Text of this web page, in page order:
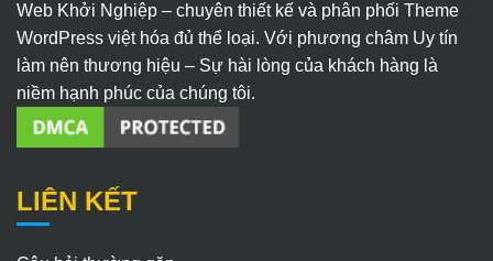
Web Khởi Nghiệp – chuyên thiết kế và phân phối Theme
WordPress việt hóa đủ thể loại. Với phương châm Uy tín
làm nên thương hiệu – Sự hài lòng của khách hàng là
niềm hạnh phúc của chúng tôi.
LIÊN KẾT